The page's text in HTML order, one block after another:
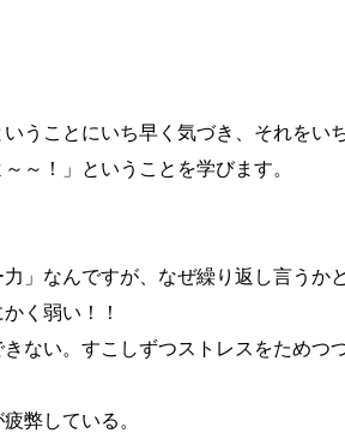
うことにいち早く気づき、それをい
～！」ということを学びます。
」なんですが、なぜ繰り返し言うか
く弱い！！
ない。すこしずつストレスをためつ
弊している。